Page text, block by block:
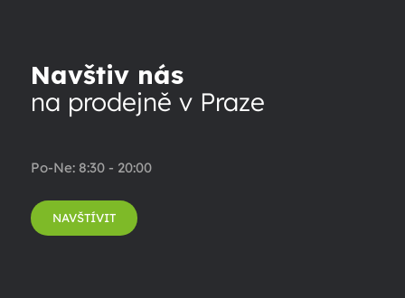
Navštiv nás
na prodejně v Praze
Po-Ne: 8:30 - 20:00
NAVŠTÍVIT